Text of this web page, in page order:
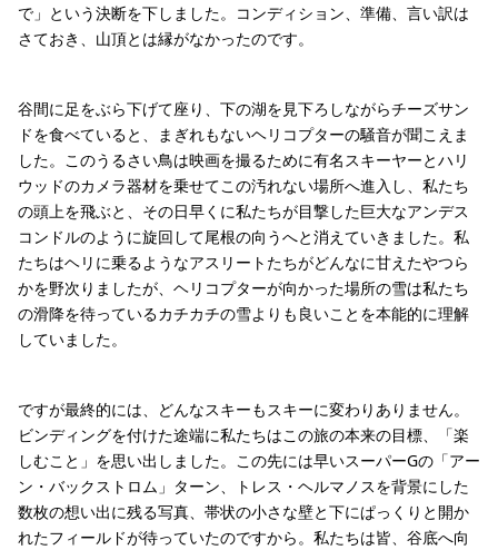
で」という決断を下しました。コンディション、準備、言い訳は
さておき、山頂とは縁がなかったのです。
谷間に足をぶら下げて座り、下の湖を見下ろしながらチーズサン
ドを食べていると、まぎれもないヘリコプターの騒音が聞こえま
した。このうるさい鳥は映画を撮るために有名スキーヤーとハリ
ウッドのカメラ器材を乗せてこの汚れない場所へ進入し、私たち
の頭上を飛ぶと、その日早くに私たちが目撃した巨大なアンデス
コンドルのように旋回して尾根の向うへと消えていきました。私
たちはヘリに乗るようなアスリートたちがどんなに甘えたやつら
かを野次りましたが、ヘリコプターが向かった場所の雪は私たち
の滑降を待っているカチカチの雪よりも良いことを本能的に理解
していました。
ですが最終的には、どんなスキーもスキーに変わりありません。
ビンディングを付けた途端に私たちはこの旅の本来の目標、「楽
しむこと」を思い出しました。この先には早いスーパーGの「アー
ン・バックストロム」ターン、トレス・ヘルマノスを背景にした
数枚の想い出に残る写真、帯状の小さな壁と下にぱっくりと開か
れたフィールドが待っていたのですから。私たちは皆、谷底へ向